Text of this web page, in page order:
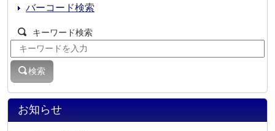
お知らせ
バーコード検索
キーワード検索
検索